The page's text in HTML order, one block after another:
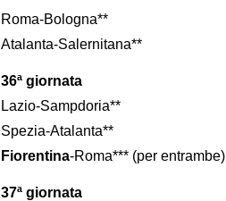
Roma-Bologna**
Atalanta-Salernitana**
36ª giornata
Lazio-Sampdoria**
Spezia-Atalanta**
Fiorentina-Roma*** (per entrambe)
37ª giornata